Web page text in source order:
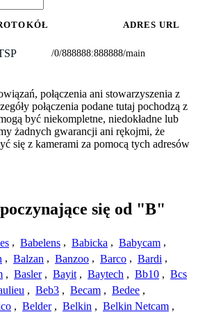
ADRES URL
/0/888888:888888/main
połączenia ani stowarzyszenia z
połączenia podane tutaj pochodzą z
być niekompletne, niedokładne lub
żadnych gwarancji ani rękojmi, że
się z kamerami za pomocą tych adresów
się od "B"
, Babelens , Babicka , Babycam ,
, Balzan , Banzoo , Barco , Bardi ,
, Basler , Bayit , Baytech , Bb10 , Bcs
, Beb3 , Becam , Bedee ,
, Belder , Belkin , Belkin Netcam ,